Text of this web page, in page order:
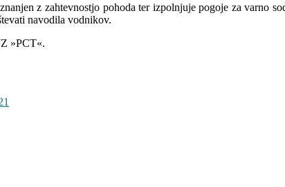
z zahtevnostjo pohoda ter izpolnjuje pogoje za varno
navodila vodnikov.
»PCT«.